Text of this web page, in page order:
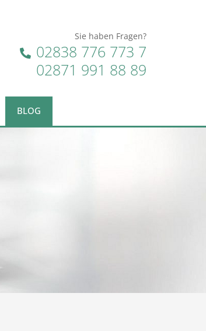
Sie haben Fragen?
02838 776 773 7
02871 991 88 89
BLOG